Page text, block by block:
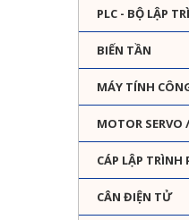
PLC - BỘ LẬP
BIẾN TẦN
MÁY TÍNH
MOTOR SERVO
CÁP LẬP TRÌNH
CÂN ĐIỆN TỬ